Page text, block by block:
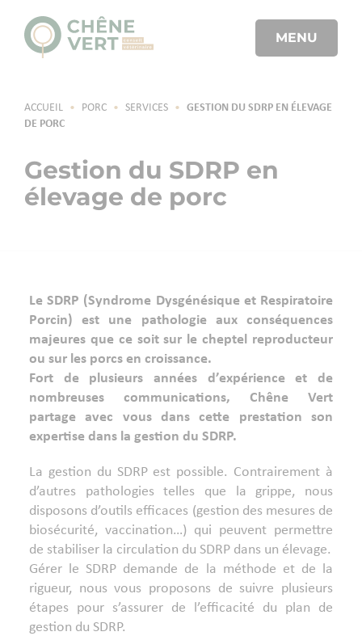
MENU
ACCUEIL • PORC • SERVICES •
GESTION DU SDRP EN ÉLEVAGE
DE PORC
Gestion du SDRP en
élevage de porc
Le SDRP (Syndrome Dysgénésique et Respiratoire
Porcin) est une pathologie aux conséquences
majeures que ce soit sur le cheptel reproducteur
ou sur les porcs en croissance.
Fort de plusieurs années d’expérience et de
nombreuses communications, Chêne Vert
partage avec vous dans cette prestation son
expertise dans la gestion du SDRP.
La gestion du SDRP est possible. Contrairement à
d’autres pathologies telles que la grippe, nous
disposons d’outils efficaces (gestion des mesures de
biosécurité, vaccination…) qui peuvent permettre
de stabiliser la circulation du SDRP dans un élevage.
Gérer le SDRP demande de la méthode et de la
rigueur, nous vous proposons de suivre plusieurs
étapes pour s’assurer de l’efficacité du plan de
gestion du SDRP.